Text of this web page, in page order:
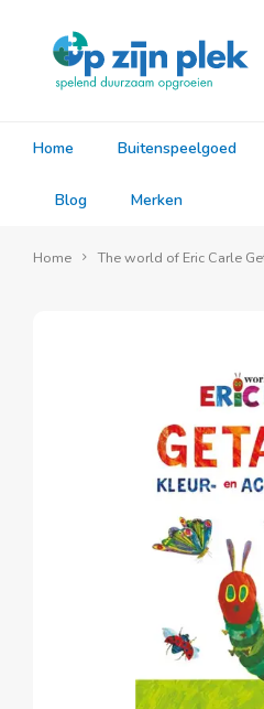
Home Buitenspeelgoed
Blog Merken
Home The world of Eric Carle